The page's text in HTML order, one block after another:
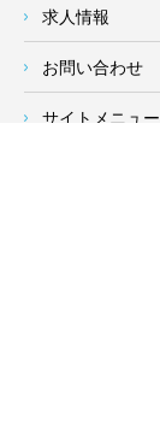
求人情報
お問い合わせ
サイトメニュー